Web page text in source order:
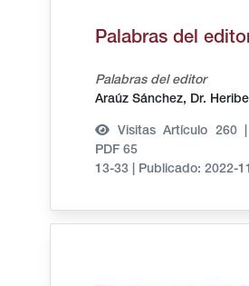
Palabras del
Palabras del editor
Araúz Sánchez, Dr.
Visitas Artículo 260
PDF 65
13-33
Publicado: 2022-